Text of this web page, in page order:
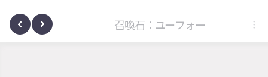
サノヴァ 召喚石：ユーフォー